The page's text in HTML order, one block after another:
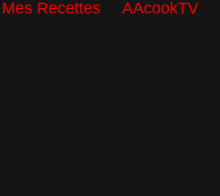
Mes Recettes AAcookTV